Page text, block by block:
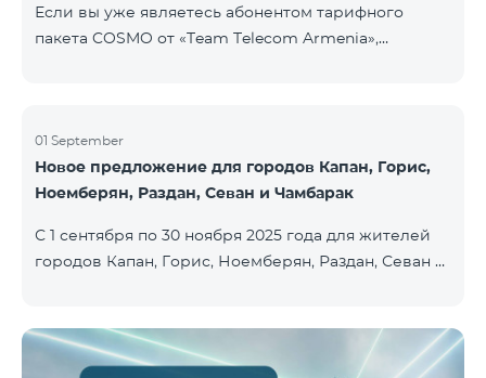
Если вы уже являетесь абонентом тарифного
пакета COSMO от «Team Telecom Armenia»,
систему безопасности — всего одним касанием и с
безлимитным интернетом благодаря устройствам
Aqara от Smart Place. Все действующие абоненты
приобрести умные устройства бренда Aqara на
особых условиях. Устройства доступны в салоне
01 September
Новое предложение для городов Капан, Горис,
Ноемберян, Раздан, Севан и Чамбарак
С 1 сентября по 30 ноября 2025 года для жителей
городов Капан, Горис, Ноемберян, Раздан, Севан и
12 месяцев при условии 12-месячной подписки։
Название пакета Стандартная цена Стоимость со